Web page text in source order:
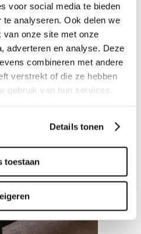
voor social media te bieden
analyseren. Ook delen we
van onze site met onze
adverteren en analyse. Deze
combineren met andere
verstrekt of die ze hebben
gebruik van hun services.
Details tonen
toestaan
Indra